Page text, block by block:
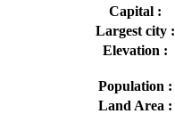
Capital :
Largest city :
Elevation :
Population :
Land Area :